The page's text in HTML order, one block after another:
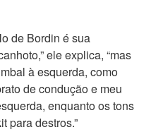
de Bordin é sua
ele explica, “mas
à esquerda, como
de condução e meu
enquanto os tons
para destros.”